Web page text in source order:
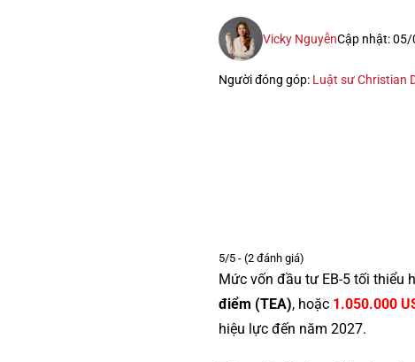
Vicky NguyễnCập nhật:
Người đóng góp: Luật sư Christian
5/5 - (2 đánh giá)
Mức vốn đầu tư EB-5 tối thiểu
điểm (TEA), hoặc 1.050.000
hiệu lực đến năm 2027.